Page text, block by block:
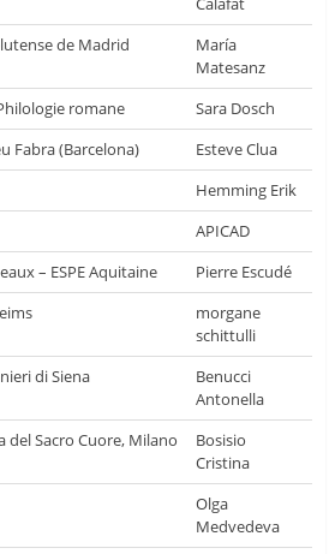
de Madrid
María
Matesanz
romane
Sara Dosch
Fabra (Barcelona)
Esteve Clua
Hemming Erik
APICAD
– ESPE Aquitaine
Pierre Escudé
morgane
schittulli
di Siena
Benucci
Antonella
del Sacro Cuore, Milano
Bosisio
Cristina
Olga
Medvedeva